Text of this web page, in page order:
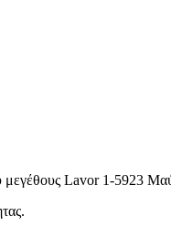
μεγέθους Lavor 1-5923